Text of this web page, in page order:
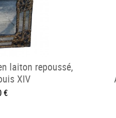
laiton repoussé,
XIV
€